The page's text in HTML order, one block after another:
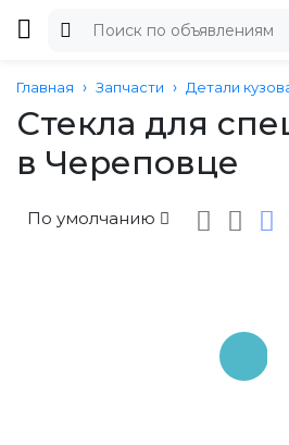
Главная Запчасти Детали
Стекла для
в Череповце
По умолчанию